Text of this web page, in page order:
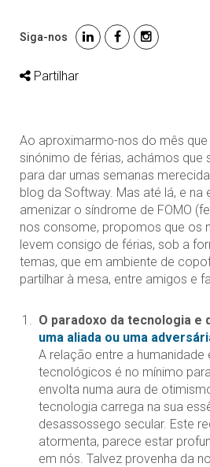
Siga-nos
Partilhar
Ao aproximarmo-nos do mês
sinónimo de férias, achámos que
para dar umas semanas
blog da Softway. Mas até lá, e na
amenizar o síndrome de FOMO
nos consome, propomos que os
levem consigo de férias, sob a
temas, que em ambiente de
partilhar à mesa, entre amigos e
O paradoxo da tecnologia e
uma aliada ou uma
A relação entre a humanidade
tecnológicos é no mínimo
envolta numa aura de
tecnologia carrega na sua
desassossego secular. Este
atormenta, parece estar
em nós. Talvez provenha da